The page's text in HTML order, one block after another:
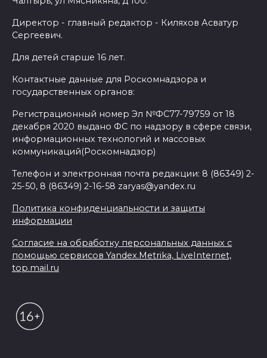
Директор - главный редактор - Киляхов Асватур
Сергеевич.
Для детей старше 16 лет.
Контактные данные для Роскомнадзора и
государственных органов:
Регистрационный номер Эл №ФС77-79759 от 18
декабря 2020 выдано ФС по надзору в сфере связи,
информационных технологий и массовых
коммуникаций(Роскомнадзор)
Телефон и электронная почта редакции: 8 (86349) 2-
25-50, 8 (86349) 2-16-58 zaryas@yandex.ru
Политика конфиденциальности и защиты
информации
Согласие на обработку персональных данных с
помощью сервисов Yandex.Metrika, LiveInternet,
top.mail.ru